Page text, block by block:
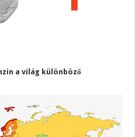
a világ különböző